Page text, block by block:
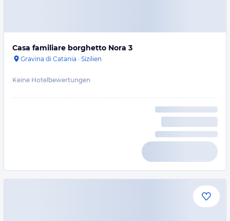
Casa familiare borghetto Nora 3
Gravina di Catania · Sizilien
Keine Hotelbewertungen